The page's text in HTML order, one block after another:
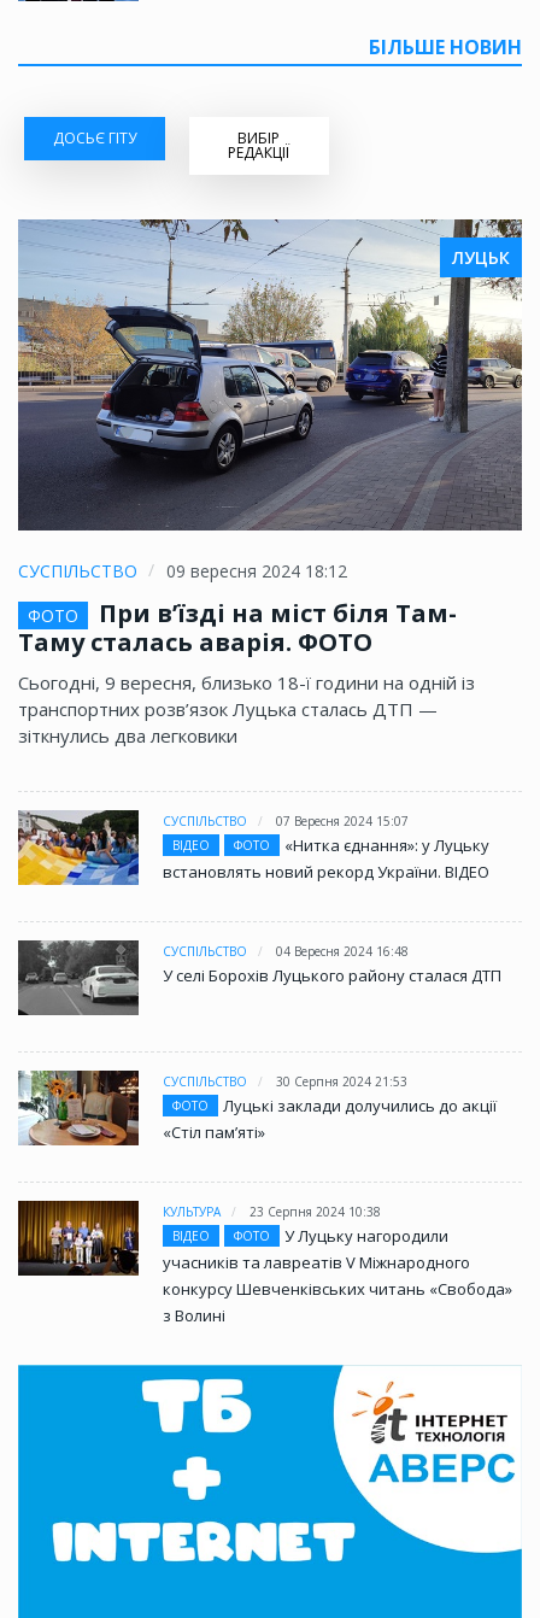
БІЛЬШЕ НОВИН
ДОСЬЄ ГІТУ ВИБІР
РЕДАКЦІЇ
ЛУЦЬК
СУСПІЛЬСТВО
09 вересня 2024 18:12
ФОТО
При в’їзді на міст біля Там-
Таму сталась аварія. ФОТО
Сьогодні, 9 вересня, близько 18-ї години на одній із
транспортних розв’язок Луцька сталась ДТП —
зіткнулись два легковики
СУСПІЛЬСТВО
07 Вересня 2024 15:07
ВІДЕО
ФОТО
«Нитка єднання»: у Луцьку
встановлять новий рекорд України. ВІДЕО
СУСПІЛЬСТВО 04 Вересня 2024 16:48
У селі Борохів Луцького району сталася ДТП
СУСПІЛЬСТВО
30 Серпня 2024 21:53
ФОТО
Луцькі заклади долучились до акції
«Стіл памʼяті»
КУЛЬТУРА
23 Серпня 2024 10:38
ВІДЕО
ФОТО
У Луцьку нагородили
учасників та лавреатів V Міжнародного
конкурсу Шевченківських читань «Свобода»
з Волині